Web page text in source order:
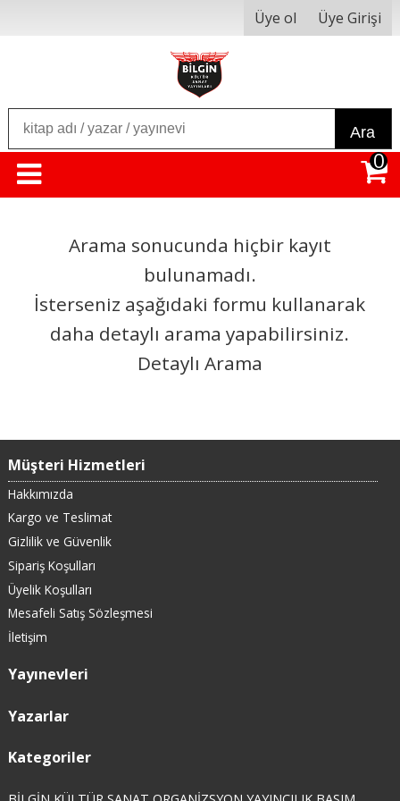
Üye ol Üye Girişi
Ara
0
Arama sonucunda hiçbir kayıt
bulunamadı.
İsterseniz aşağıdaki formu kullanarak
daha detaylı arama yapabilirsiniz.
Detaylı Arama
Müşteri Hizmetleri
Hakkımızda
Kargo ve Teslimat
Gizlilik ve Güvenlik
Sipariş Koşulları
Üyelik Koşulları
Mesafeli Satış Sözleşmesi
İletişim
Yayınevleri
Yazarlar
Kategoriler